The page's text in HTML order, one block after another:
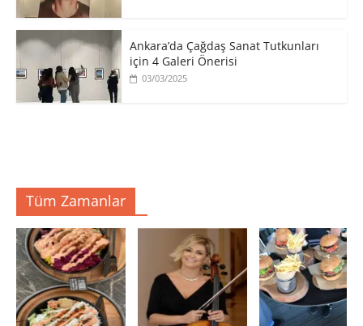
Ankara’da Çağdaş Sanat Tutkunları
için 4 Galeri Önerisi
03/03/2025
Tüm Zamanlar